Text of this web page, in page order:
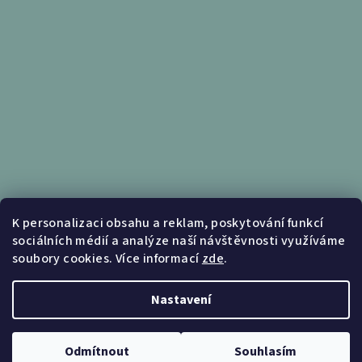
K personalizaci obsahu a reklam, poskytování funkcí
sociálních médií a analýze naší návštěvnosti využíváme
soubory cookies. Více informacízde.
Nastavení
Odmítnout Souhlasím
Informace pro vás
Obchodní podmínky
Upravit nastavení cookies